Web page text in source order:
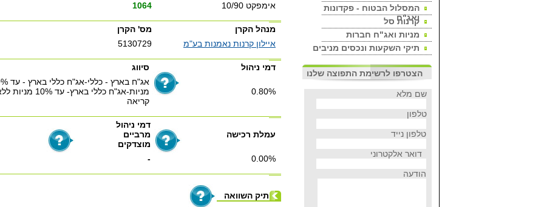
המסלול הבטוח - פקדונות
ואג"ח
קרנות סל
מניות ואג"ח חברות
תיקי השקעות ונכסים מניבים
הצטרפו לרשימת התפוצה שלנו
שם מלא
טלפון
טלפון נייד
דואר אלקטרוני
הודעה
אימפקט 10/90
1064
מנהל הקרן
מס' הקרן
איילון קרנות נאמנות בע"מ
5130729
דמי ניהול סיווג
0.80%
אג"ח בארץ -
מניות-אג"ח כללי בארץ- עד
קריאה
עמלת רכישה
דמי ניהול
מרביים
מוצדקים
0.00%
-
תיק השוואה